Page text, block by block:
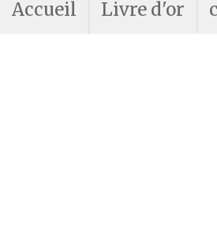
Accueil Livre d'or